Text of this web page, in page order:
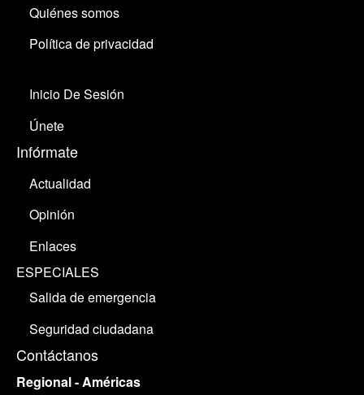
Quiénes somos
Política de privacidad
Inicio De Sesión
Únete
Infórmate
Actualidad
Opinión
Enlaces
ESPECIALES
Salida de emergencia
Seguridad ciudadana
Contáctanos
Regional - Américas